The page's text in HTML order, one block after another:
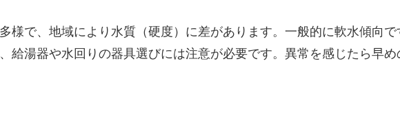
様で、地域により水質（硬度）に差があります。一般的に軟水傾向
給湯器や水回りの器具選びには注意が必要です。異常を感じたら早